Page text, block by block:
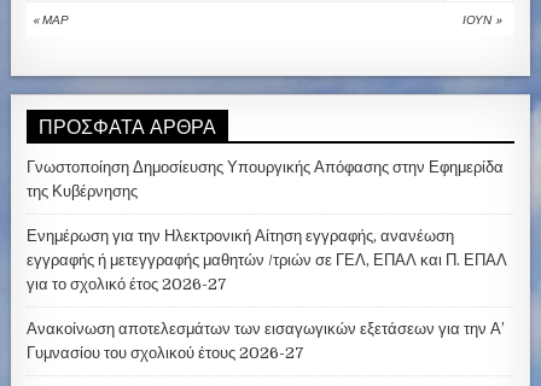
« ΜΑΡ ΙΟΎΝ »
ΠΡΌΣΦΑΤΑ ΆΡΘΡΑ
Γνωστοποίηση Δημοσίευσης Υπουργικής Απόφασης στην Εφημερίδα
της Κυβέρνησης
Ενημέρωση για την Ηλεκτρονική Αίτηση εγγραφής, ανανέωση
εγγραφής ή μετεγγραφής μαθητών /τριών σε ΓΕΛ, ΕΠΑΛ και Π. ΕΠΑΛ
για το σχολικό έτος 2026-27
Ανακοίνωση αποτελεσμάτων των εισαγωγικών εξετάσεων για την Α’
Γυμνασίου του σχολικού έτους 2026-27